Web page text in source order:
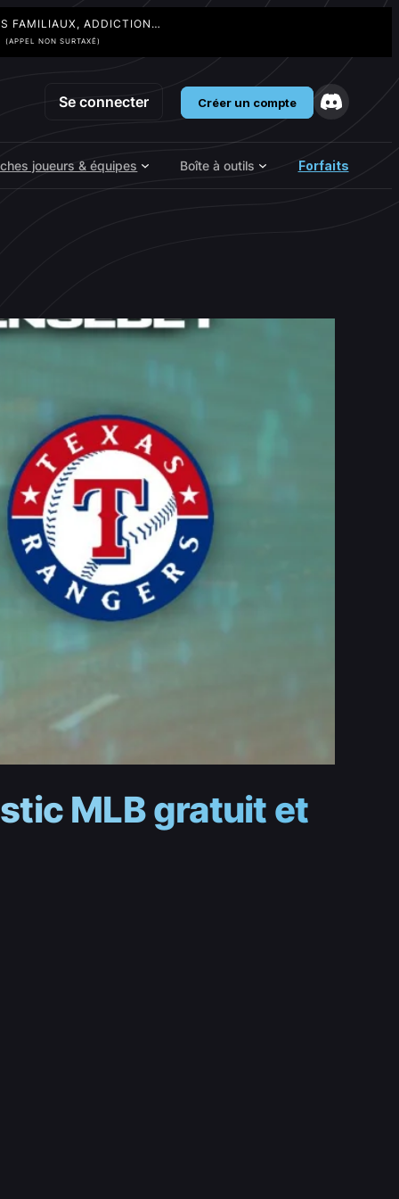
FAMILIAUX, ADDICTION…
(APPEL NON SURTAXÉ)
Se connecter Créer un compte
joueurs & équipes Boîte à outils Forfaits
MLB gratuit et